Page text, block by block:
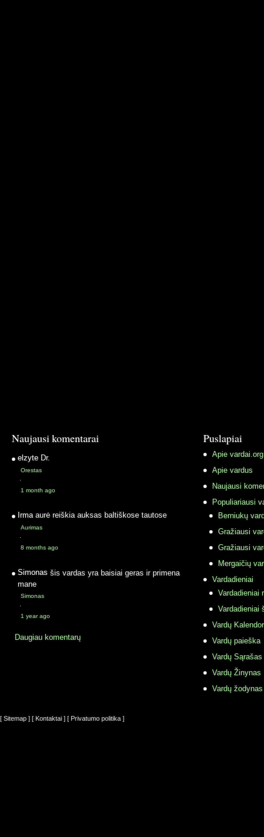
Naujausi komentarai
elzyte Dr.
Orestas
·
1 month ago
Irma aurė reiškia auksas baltiškose tautose
Aurimas
·
8 months ago
Simonas šis vardas yra baisiai geras ir primena
mane
Simonas
·
1 year ago
Daugiau komentarų
Puslapiai
Apie vardai.org
Apie vardus
Naujausi
Populiariausi
Berniukų
Gražiausi
Gražiausi
Mergaičių
Vardadieniai
Vardadieniai
Vardadieniai
Vardų
Vardų paieška
Vardų Sąrašas
Vardų Žinynas
Vardų
[ Sitemap ] [ Kontaktai ] [ Privatumo politika ]